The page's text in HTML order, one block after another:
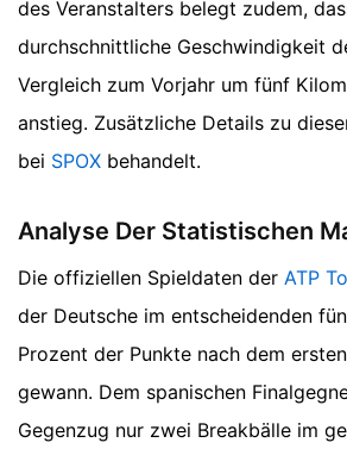
des Veranstalters belegt zudem,
durchschnittliche Geschwindigkeit
Vergleich zum Vorjahr um fünf
anstieg. Zusätzliche Details zu
bei SPOX behandelt.
Analyse Der Statistischen
Die offiziellen Spieldaten der ATP
der Deutsche im entscheidenden
Prozent der Punkte nach dem
gewann. Dem spanischen
Gegenzug nur zwei Breakbälle im